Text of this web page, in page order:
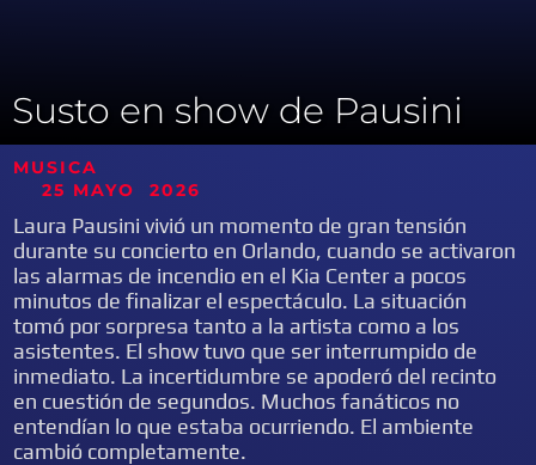
Susto en show de Pausini
MUSICA
25 MAYO 2026
Laura Pausini vivió un momento de gran tensión
durante su concierto en Orlando, cuando se activaron
las alarmas de incendio en el Kia Center a pocos
minutos de finalizar el espectáculo. La situación
tomó por sorpresa tanto a la artista como a los
asistentes. El show tuvo que ser interrumpido de
inmediato. La incertidumbre se apoderó del recinto
en cuestión de segundos. Muchos fanáticos no
entendían lo que estaba ocurriendo. El ambiente
cambió completamente.